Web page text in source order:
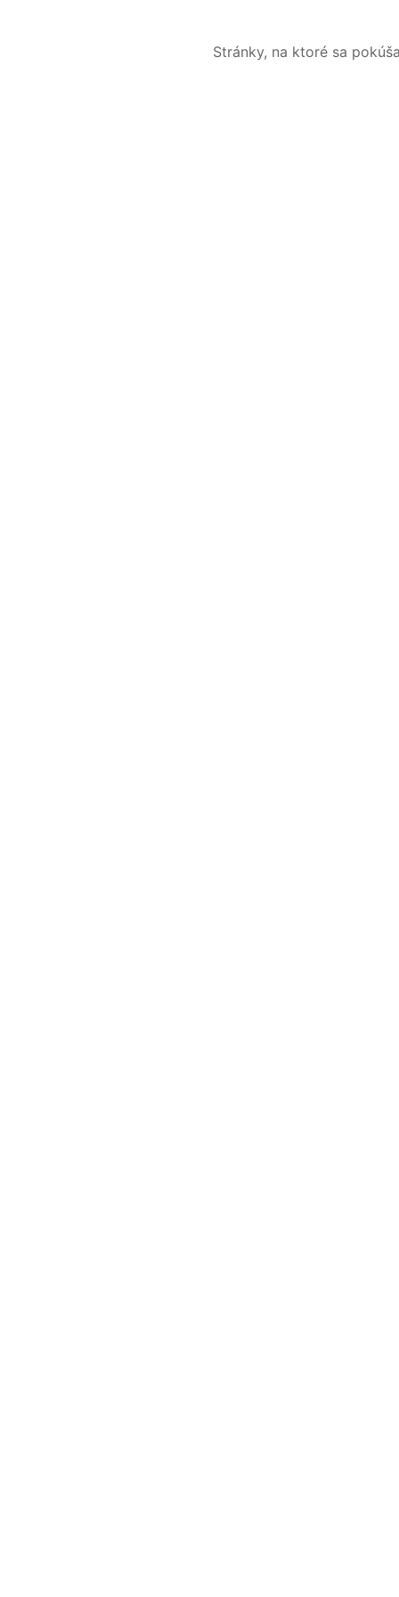
Stránky, na ktoré sa